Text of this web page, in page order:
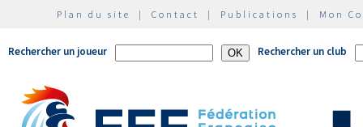
Plan du site | Contact | Publications | Mon
Rechercher un joueur Rechercher un club